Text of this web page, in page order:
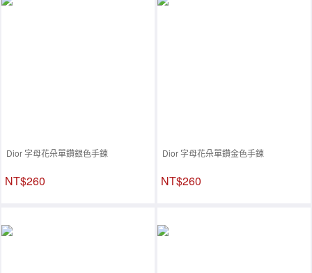
Dior 字母花朵單鑽銀色手鍊
NT$260
Dior 字母花朵單鑽金色手鍊
NT$260